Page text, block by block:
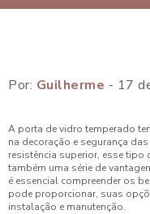
Por: Guilherme - 17
A porta de vidro temperado
na decoração e segurança
resistência superior, esse tipo
também uma série de
é essencial compreender os
pode proporcionar, suas
instalação e manutenção.